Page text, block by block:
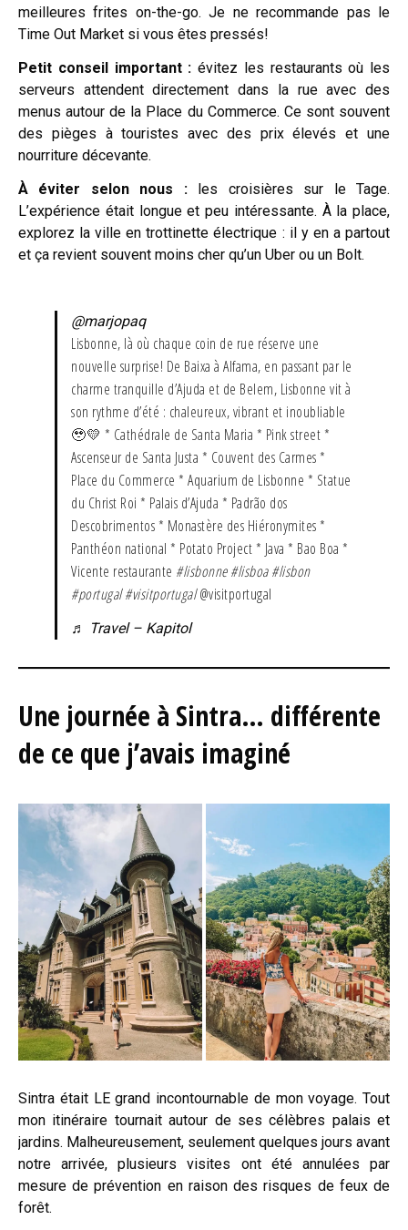
meilleures frites on-the-go. Je ne recommande pas le
Time Out Market si vous êtes pressés!
Petit conseil important : évitez les restaurants où les
serveurs attendent directement dans la rue avec des
menus autour de la Place du Commerce. Ce sont souvent
des pièges à touristes avec des prix élevés et une
nourriture décevante.
À éviter selon nous :les croisières sur le Tage.
L’expérience était longue et peu intéressante. À la place,
explorez la ville en trottinette électrique : il y en a partout
et ça revient souvent moins cher qu’un Uber ou un Bolt.
@marjopaq
Lisbonne, là où chaque coin de rue réserve une
nouvelle surprise! De Baixa à Alfama, en passant par le
charme tranquille d’Ajuda et de Belem, Lisbonne vit à
son rythme d’été : chaleureux, vibrant et inoubliable
🥹💛 * Cathédrale de Santa Maria * Pink street *
Ascenseur de Santa Justa * Couvent des Carmes *
Place du Commerce * Aquarium de Lisbonne * Statue
du Christ Roi * Palais d’Ajuda * Padrão dos
Descobrimentos * Monastère des Hiéronymites *
Panthéon national * Potato Project * Java * Bao Boa *
Vicente restaurante #lisbonne #lisboa #lisbon
#portugal #visitportugal@visitportugal
♬ Travel – Kapitol
Une journée à Sintra… différente
de ce que j’avais imaginé
Sintra était LE grand incontournable de mon voyage. Tout
mon itinéraire tournait autour de ses célèbres palais et
jardins. Malheureusement, seulement quelques jours avant
notre arrivée, plusieurs visites ont été annulées par
mesure de prévention en raison des risques de feux de
forêt.